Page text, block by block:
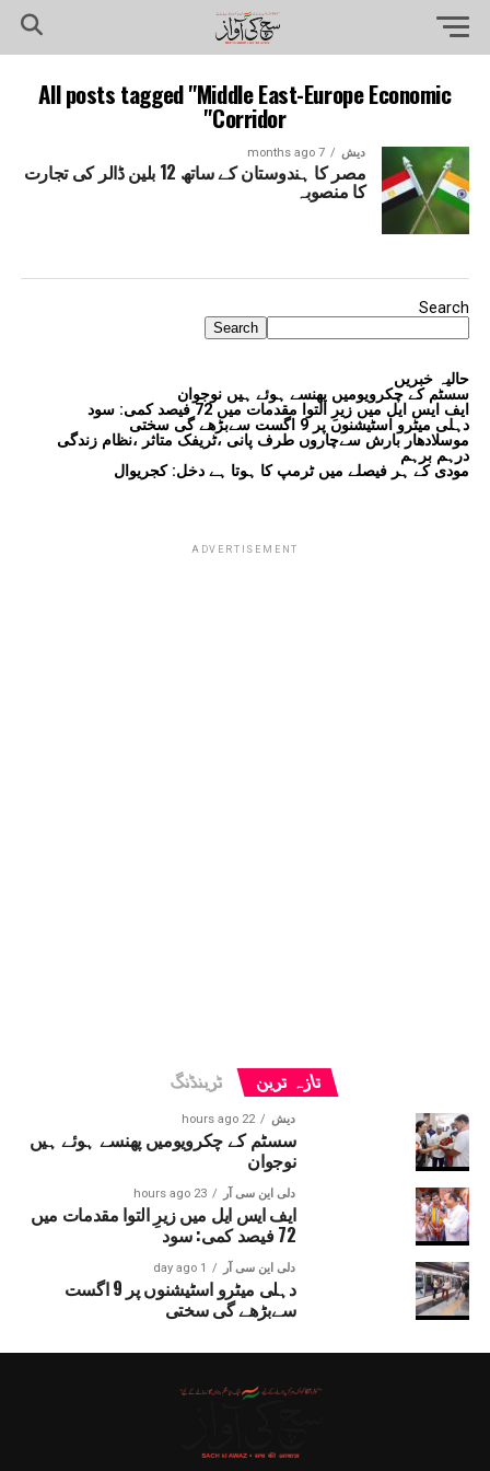
All posts tagged "Middle East-Europe Economic
Corridor"
دیش 7 months ago
مصر کا ہندوستان کے ساتھ 12 بلین ڈالر کی تجارت
کا منصوبہ
Search
Search
حالیہ خبریں
سسٹم کے چکرویومیں پھنسے ہوئے ہیں نوجوان
ایف ایس ایل میں زیرِ التوا مقدمات میں 72 فیصد کمی: سود
دہلی میٹرو اسٹیشنوں پر 9 اگست سےبڑھے گی سختی
موسلادھار بارش سےچاروں طرف پانی ،ٹریفک متاثر ،نظام زندگی
درہم برہم
مودی کے ہر فیصلے میں ٹرمپ کا ہوتا ہے دخل: کجریوال
ADVERTISEMENT
تازہ ترین ٹرینڈنگ
دیش 22 hours ago
سسٹم کے چکرویومیں پھنسے ہوئے ہیں
نوجوان
دلی این سی آر 23 hours ago
ایف ایس ایل میں زیرِ التوا مقدمات میں
72 فیصد کمی: سود
دلی این سی آر 1 day ago
دہلی میٹرو اسٹیشنوں پر 9 اگست
سےبڑھے گی سختی